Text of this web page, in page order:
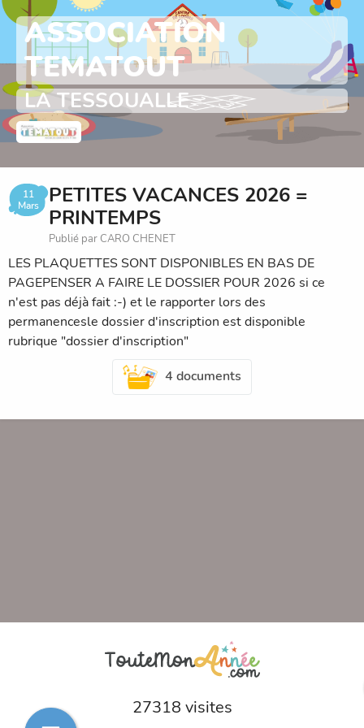
ASSOCIATION
TEMATOUT
LA TESSOUALLE
11
Mars
PETITES VACANCES 2026 =
PRINTEMPS
Publié par CARO CHENET
LES PLAQUETTES SONT DISPONIBLES EN BAS DE
PAGEPENSER A FAIRE LE DOSSIER POUR 2026 si ce
n'est pas déjà fait :-) et le rapporter lors des
permanencesle dossier d'inscription est disponible
rubrique "dossier d'inscription"
4 documents
27318 visites